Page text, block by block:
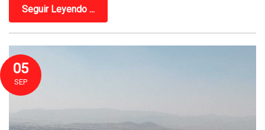
Seguir Leyendo ...
05
SEP